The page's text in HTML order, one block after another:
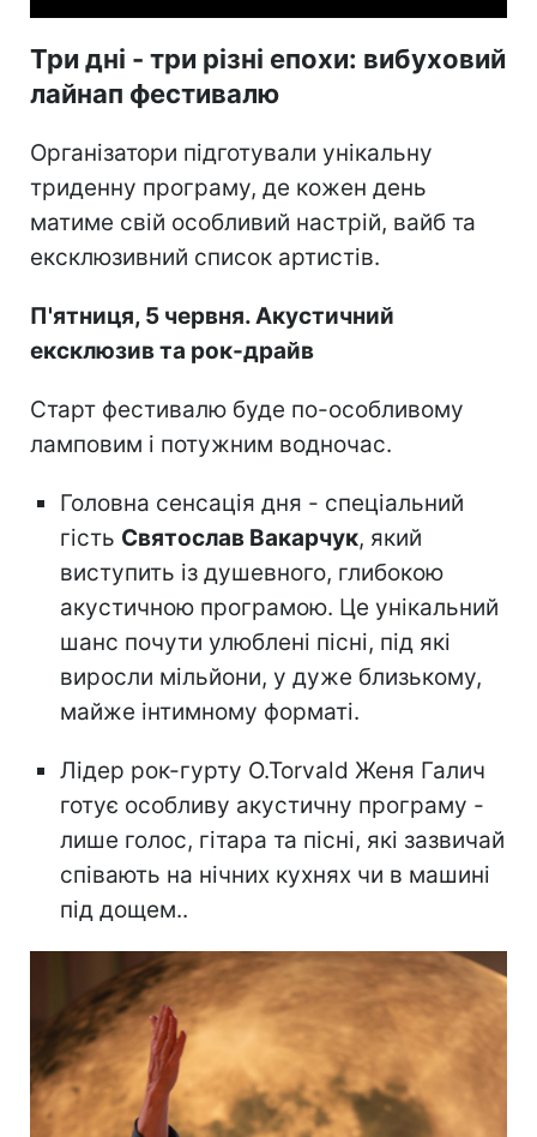
Три дні - три різні епохи: вибуховий
лайнап фестивалю
Організатори підготували унікальну
триденну програму, де кожен день
матиме свій особливий настрій, вайб та
ексклюзивний список артистів.
П'ятниця, 5 червня. Акустичний
ексклюзив та рок-драйв
Старт фестивалю буде по-особливому
ламповим і потужним водночас.
Головна сенсація дня - спеціальний
гість Святослав Вакарчук, який
виступить із душевного, глибокою
акустичною програмою. Це унікальний
шанс почути улюблені пісні, під які
виросли мільйони, у дуже близькому,
майже інтимному форматі.
Лідер рок-гурту O.Torvald Женя Галич
готує особливу акустичну програму -
лише голос, гітара та пісні, які зазвичай
співають на нічних кухнях чи в машині
під дощем..